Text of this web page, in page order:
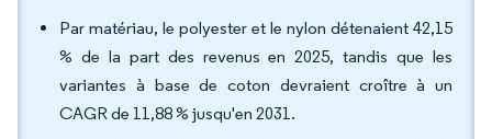
Par matériau, le polyester et le nylon détenaient 42,15
% de la part des revenus en 2025, tandis que les
variantes à base de coton devraient croître à un
CAGR de 11,88 % jusqu'en 2031.